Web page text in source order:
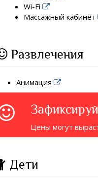
Wi-Fi
Массажный кабинет
Развлечения
Анимация
Цены могут
Дети